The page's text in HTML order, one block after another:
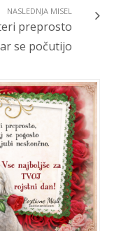
NASLEDNJA MISEL
preprosto
se počutijo